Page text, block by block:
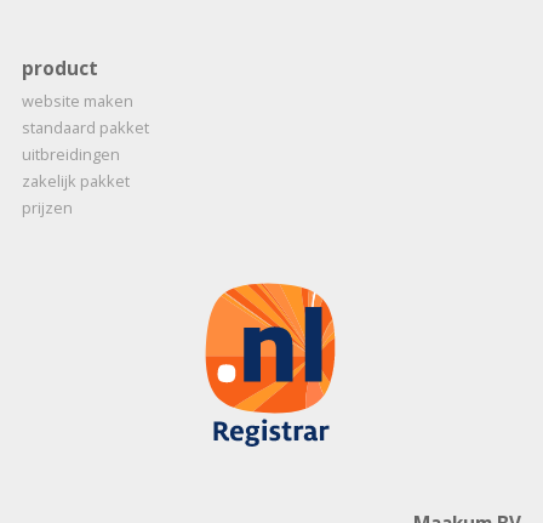
product
website maken
standaard pakket
uitbreidingen
zakelijk pakket
prijzen